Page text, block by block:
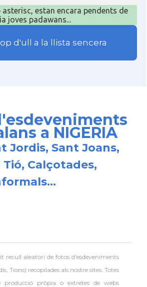
estan encara pendents de
joves padawans...
d'ull a la llista sencera
a NIGERIA
Jordis, Sant Joans,
Calçotades,
recull aleatori defotos d'esdeveniments
Tions) recopilades als nostre sites. Totes
producció pròpia o extretes de webs